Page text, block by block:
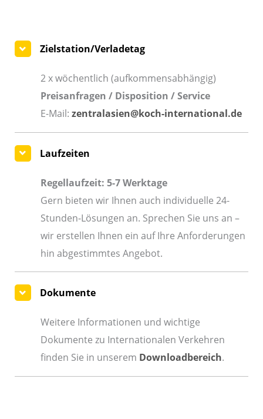
Zielstation/Verladetag
2 x wöchentlich (aufkommensabhängig)
Preisanfragen / Disposition / Service
E-Mail: zentralasien@koch-international.de
Laufzeiten
Regellaufzeit: 5-7 Werktage
Gern bieten wir Ihnen auch individuelle 24-
Stunden-Lösungen an. Sprechen Sie uns an –
wir erstellen Ihnen ein auf Ihre Anforderungen
hin abgestimmtes Angebot.
Dokumente
Weitere Informationen und wichtige
Dokumente zu Internationalen Verkehren
finden Sie in unserem Downloadbereich.